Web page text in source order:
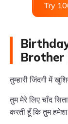
Try
Brother
तुम्हारी जिंदगी में
तुम मेरे लिए चाँद
करती हूँ कि तुम